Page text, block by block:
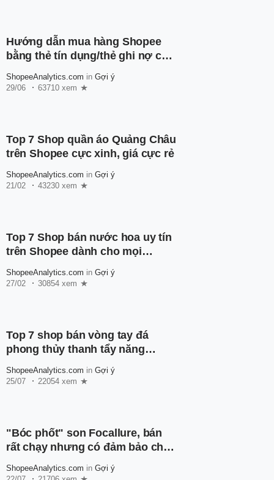
Hướng dẫn mua hàng Shopee
bằng thẻ tín dụng/thẻ ghi nợ cho
ShopeeAnalytics.com in Gợi ý
29/06
63710 xem
Top 7 Shop quần áo Quảng Châu
trên Shopee cực xinh, giá cực rẻ
ShopeeAnalytics.com in Gợi ý
21/02
43230 xem
Top 7 Shop bán nước hoa uy tín
trên Shopee dành cho mọi
ShopeeAnalytics.com in Gợi ý
27/02
30854 xem
Top 7 shop bán vòng tay đá
phong thủy thanh tẩy năng
chủ nhân
ShopeeAnalytics.com in Gợi ý
25/07
22054 xem
"Bóc phốt" son Focallure, bán
rất chạy nhưng có đảm bảo chất
ShopeeAnalytics.com in Gợi ý